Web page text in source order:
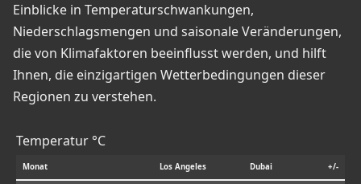
Einblicke in Temperaturschwankungen,
Niederschlagsmengen und saisonale Veränderungen,
die von Klimafaktoren beeinflusst werden, und hilft
Ihnen, die einzigartigen Wetterbedingungen dieser
Regionen zu verstehen.
Temperatur °C
Monat Los Angeles Dubai +/-